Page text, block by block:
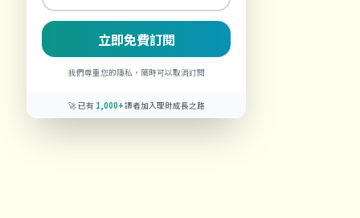
立即免費訂閱
我們尊重您的隱私，隨時可以取消訂閱
🚀 已有 1,000+讀者加入理財成長之路